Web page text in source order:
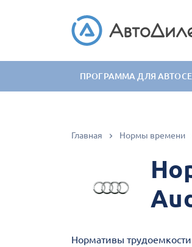
ПРОГРАММА ДЛЯ
Главная Нормы времени
Нормативы